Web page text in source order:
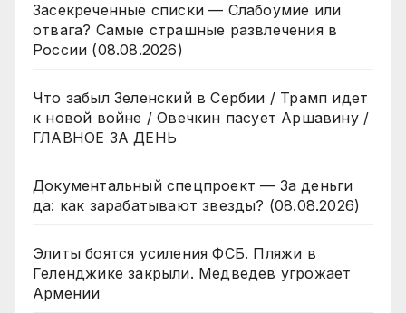
Засекреченные списки — Слабоумие или
отвага? Самые страшные развлечения в
России (08.08.2026)
Что забыл Зеленский в Сербии / Трамп идет
к новой войне / Овечкин пасует Аршавину /
ГЛАВНОЕ ЗА ДЕНЬ
Документальный спецпроект — За деньги
да: как зарабатывают звезды? (08.08.2026)
Элиты боятся усиления ФСБ. Пляжи в
Геленджике закрыли. Медведев угрожает
Армении